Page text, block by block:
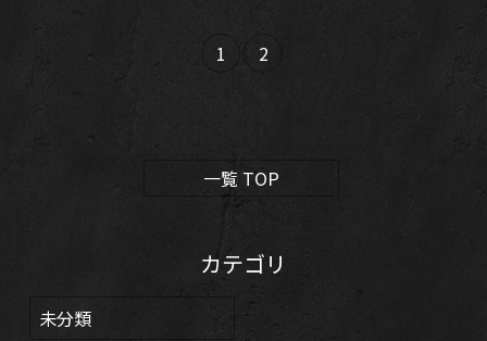
1 2
一覧 TOP
カテゴリ
未分類